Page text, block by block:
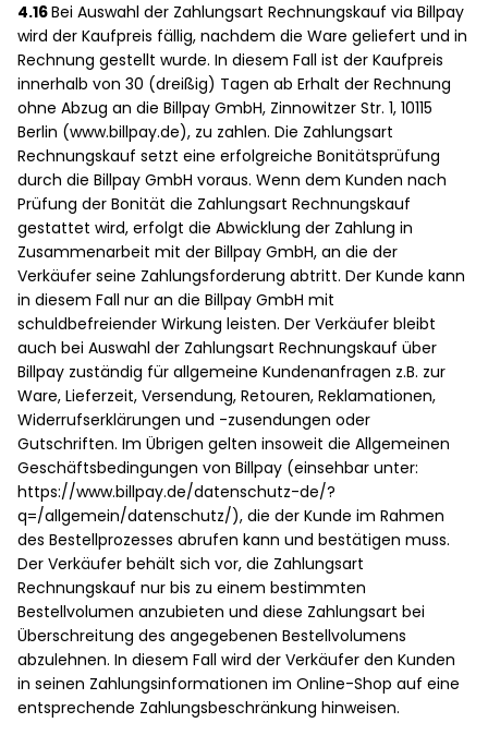
4.16Bei Auswahl der Zahlungsart Rechnungskauf via Billpay
wird der Kaufpreis fällig, nachdem die Ware geliefert und in
Rechnung gestellt wurde. In diesem Fall ist der Kaufpreis
innerhalb von 30 (dreißig) Tagen ab Erhalt der Rechnung
ohne Abzug an die Billpay GmbH, Zinnowitzer Str. 1, 10115
Berlin (www.billpay.de), zu zahlen. Die Zahlungsart
Rechnungskauf setzt eine erfolgreiche Bonitätsprüfung
durch die Billpay GmbH voraus. Wenn dem Kunden nach
Prüfung der Bonität die Zahlungsart Rechnungskauf
gestattet wird, erfolgt die Abwicklung der Zahlung in
Zusammenarbeit mit der Billpay GmbH, an die der
Verkäufer seine Zahlungsforderung abtritt. Der Kunde kann
in diesem Fall nur an die Billpay GmbH mit
schuldbefreiender Wirkung leisten. Der Verkäufer bleibt
auch bei Auswahl der Zahlungsart Rechnungskauf über
Billpay zuständig für allgemeine Kundenanfragen z.B. zur
Ware, Lieferzeit, Versendung, Retouren, Reklamationen,
Widerrufserklärungen und -zusendungen oder
Gutschriften. Im Übrigen gelten insoweit die Allgemeinen
Geschäftsbedingungen von Billpay (einsehbar unter:
https://www.billpay.de/datenschutz-de/?
q=/allgemein/datenschutz/), die der Kunde im Rahmen
des Bestellprozesses abrufen kann und bestätigen muss.
Der Verkäufer behält sich vor, die Zahlungsart
Rechnungskauf nur bis zu einem bestimmten
Bestellvolumen anzubieten und diese Zahlungsart bei
Überschreitung des angegebenen Bestellvolumens
abzulehnen. In diesem Fall wird der Verkäufer den Kunden
in seinen Zahlungsinformationen im Online-Shop auf eine
entsprechende Zahlungsbeschränkung hinweisen.